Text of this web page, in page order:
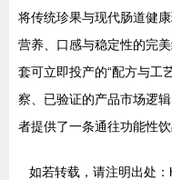
将传统珍果与现代肠道健
营养、口感与稳定性的完
套可立即投产的“配方与工
察、已验证的产品市场逻
者提供了一条通往功能性饮
如若转载，请注明出处